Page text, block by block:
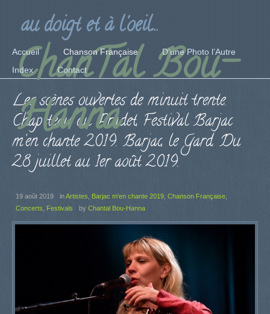
ChanTal Bou-
Hanna
au doigt et à l'oeil...
Accueil Chanson Française
D’une Photo l’Autre
Index
Contact
Les scènes ouvertes de minuit trente.
Chapiteau du Pradet, Festival Barjac
m’en chante 2019. Barjac, le Gard. Du
28 juillet au 1er août 2019.
19 août 2019 inArtistes, Barjac m'en chante 2019, Chanson Française,
Concerts, Festivals by Chantal Bou-Hanna